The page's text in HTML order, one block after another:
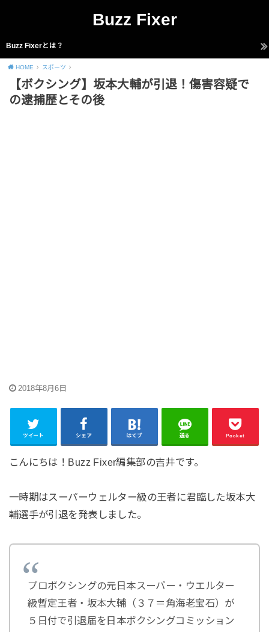
Buzz Fixer
Buzz Fixerとは？
HOME スポーツ
【ボクシング】坂本大輔が引退！傷害容疑で
の逮捕歴とその後
2018年8月6日
ツイート シェア はてブ 送る Pocket
こんにちは！Buzz Fixer編集部の吉井です。
一時期はスーパーウェルター級の王者に君臨した坂本大
輔選手が引退を発表しました。
プロボクシングの元日本スーパー・ウエルター
級暫定王者・坂本大輔（３７＝角海老宝石）が
５日付で引退届を日本ボクシングコミッション